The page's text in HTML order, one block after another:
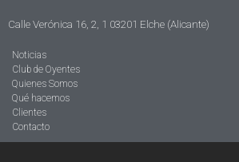
Calle Verónica 16, 2, 1 03201 Elche (Alicante)
Noticias
Club de Oyentes
Quienes Somos
Qué hacemos
Clientes
Contacto